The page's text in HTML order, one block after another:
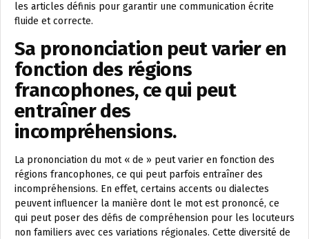
les articles définis pour garantir une communication écrite
fluide et correcte.
Sa prononciation peut varier en
fonction des régions
francophones, ce qui peut
entraîner des
incompréhensions.
La prononciation du mot « de » peut varier en fonction des
régions francophones, ce qui peut parfois entraîner des
incompréhensions. En effet, certains accents ou dialectes
peuvent influencer la manière dont le mot est prononcé, ce
qui peut poser des défis de compréhension pour les locuteurs
non familiers avec ces variations régionales. Cette diversité de